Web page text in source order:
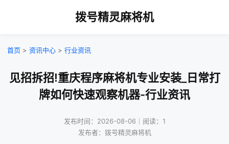
拨号精灵麻将机
首页 > 资讯中心 > 行业资讯
见招拆招!重庆程序麻将机专业安装_日常打
牌如何快速观察机器-行业资讯
发布时间：2026-08-06｜阅读：1
发布者：拨号精灵麻将机